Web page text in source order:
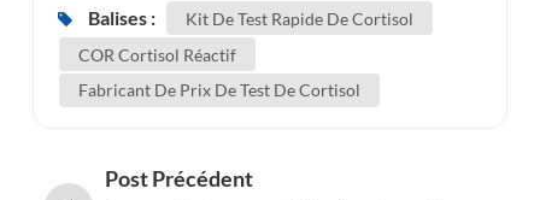
Balises :
Kit De Test Rapide De Cortisol
COR Cortisol Réactif
Fabricant De Prix De Test De Cortisol
Post Précédent